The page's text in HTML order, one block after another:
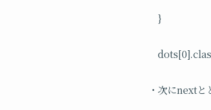
}
・次にnext